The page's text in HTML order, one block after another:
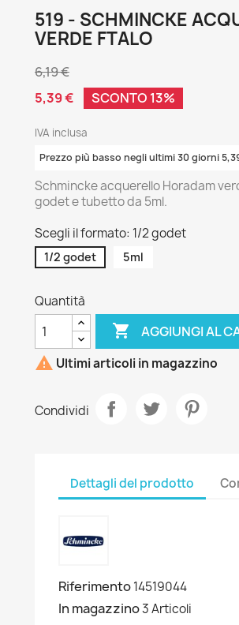
519 - SCHMINCKE
VERDE FTALO
6,19 €
5,39 €
SCONTO 13%
IVA inclusa
Prezzo più basso negli ultimi 30 giorni
Schmincke acquerello Horadam
godet e tubetto da 5ml.
Scegli il formato: 1/2 godet
1/2 godet 5ml
Quantità
 AGGIUNGI AL
 Ultimi articoli in magazzino
Condividi
Dettagli del prodotto
Riferimento14519044
In magazzino3 Articoli